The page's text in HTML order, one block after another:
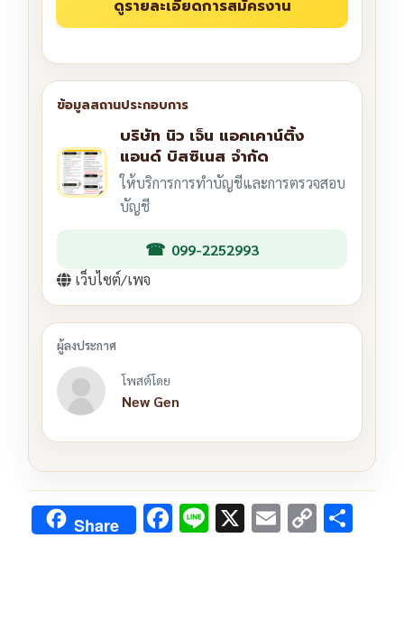
บริษัท นิว เจ็น แอคเคาน์ติ้ง
แอนด์ บิสซิเนส จำกัด
ให้บริการการทำบัญชีและการตรวจสอบ
บัญชี
099-2252993
เว็บไซต์/เพจ
โพสต์โดย
New Gen
Share F Li X E C